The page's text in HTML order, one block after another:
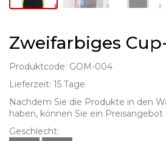
Zweifarbiges
Produktcode: GOM-004
Lieferzeit: 15 Tage
Nachdem Sie die Produkte in den
haben, können Sie ein Preisangebot
Geschlecht: